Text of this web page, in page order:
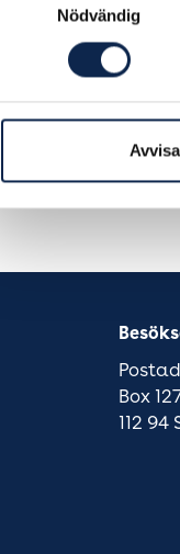
Nödvändig
Avvisa
Box
112 94